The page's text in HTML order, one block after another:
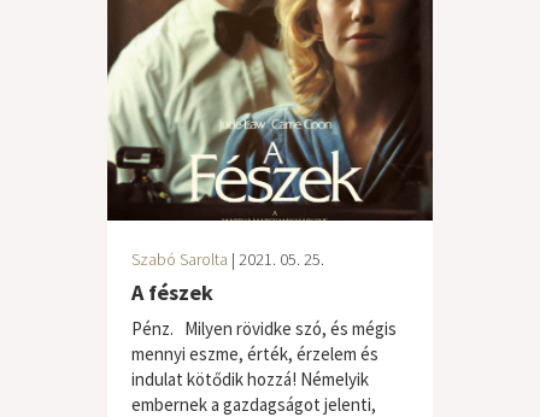
Szabó Sarolta | 2021. 05. 25.
A fészek
Pénz. Milyen rövidke szó, és mégis
mennyi eszme, érték, érzelem és
indulat kötődik hozzá! Némelyik
embernek a gazdagságot jelenti,